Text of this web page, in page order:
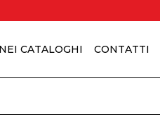
CATALOGHI CONTATTI